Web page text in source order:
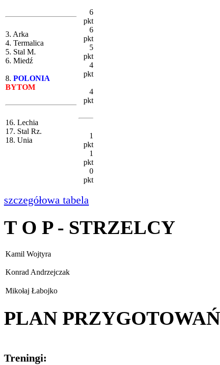
3. Arka
4. Termalica
5. Stal M.
6. Miedź
8. POLONIA
BYTOM
16. Lechia
17. Stal Rz.
18. Unia
6
pkt
6
pkt
5
pkt
4
pkt
4
pkt
1
pkt
1
pkt
0
pkt
szczegółowa tabela
T O P - STRZELCY
Kamil Wojtyra
Konrad Andrzejczak
Mikołaj Łabojko
PLAN PRZYGOTOWAŃ
Treningi: